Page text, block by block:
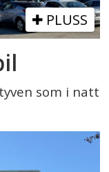
PLUSS
som i natt